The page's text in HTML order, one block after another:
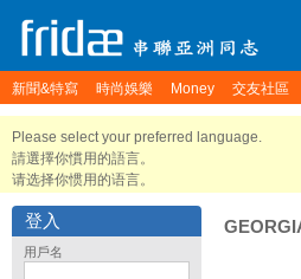
新聞&特寫 時尚娛樂 Money 交友社區
Please select your preferred language.
請選擇你慣用的語言。
请选择你惯用的语言。
登入
用戶名